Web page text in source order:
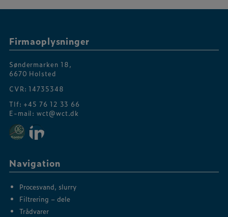
Firmaoplysninger
Søndermarken 18,
6670 Holsted
CVR: 14735348
Tlf: +45 76 12 33 66
E-mail:wct@wct.dk
Navigation
Procesvand, slurry
Filtrering – dele
Trådvarer